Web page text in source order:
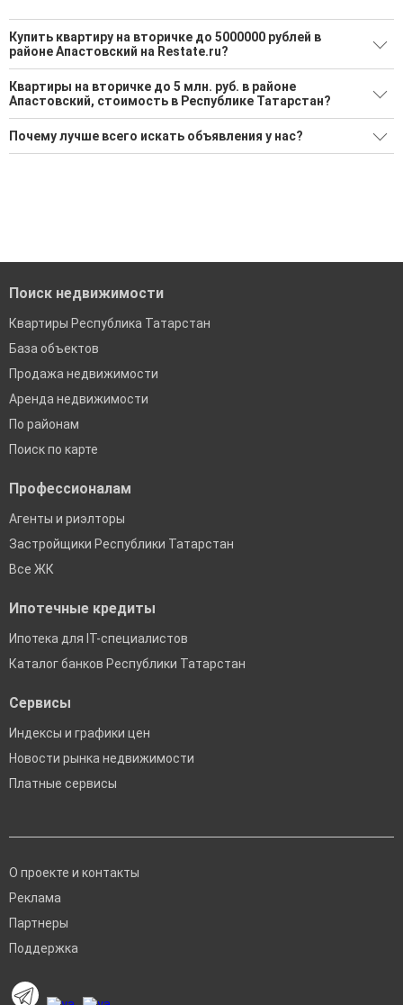
Купить квартиру на вторичке до 5000000 рублей в
районе Апастовский на Restate.ru?
Поможем Купить квартиру на вторичке до 5000000 рублей в
районе Апастовский?
Воспользуйтесь нашим поиском по новостройкам, для
подбора подходящего вам варианта
Квартиры на вторичке до 5 млн. руб. в районе
Апастовский, стоимость в Республике Татарстан?
Минимальная цена: 2 100 000 Р. Максимальная цена: 2 850
000 Р; Средняя: 2 475 000 Р
Почему лучше всего искать объявления у нас?
Поиск недвижимости
Квартиры Республика Татарстан
База объектов
Продажа недвижимости
Аренда недвижимости
По районам
Поиск по карте
Профессионалам
Агенты и риэлторы
Застройщики Республики Татарстан
Все ЖК
Ипотечные кредиты
Ипотека для IT-специалистов
Каталог банков Республики Татарстан
Сервисы
Индексы и графики цен
Новости рынка недвижимости
Платные сервисы
О проекте и контакты
Реклама
Партнеры
Поддержка